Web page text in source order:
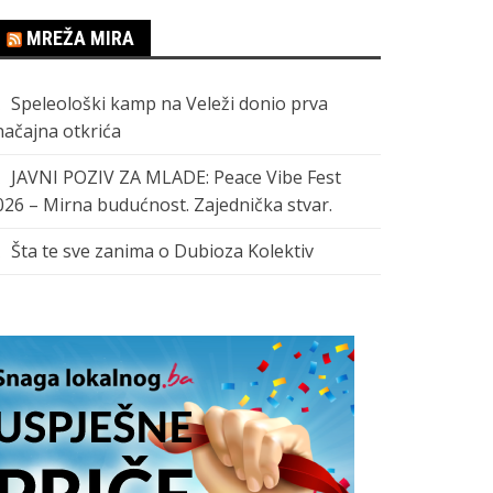
MREŽA MIRA
Speleološki kamp na Veleži donio prva
otkrića
JAVNI POZIV ZA MLADE: Peace Vibe Fest
– Mirna budućnost. Zajednička stvar.
Šta te sve zanima o Dubioza Kolektiv